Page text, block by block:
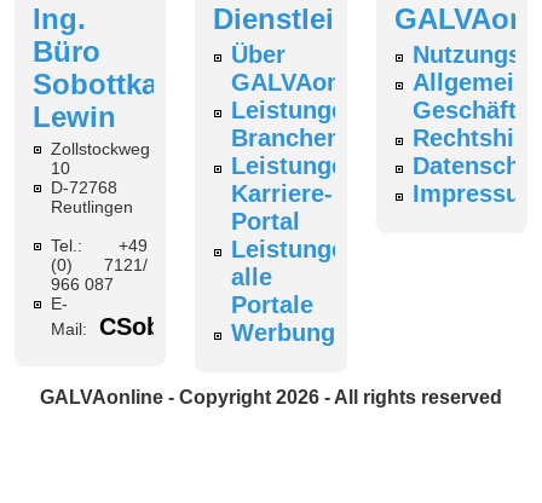
Ing.
Büro
Sobottka-
Lewin
Zollstockweg
10
D-72768
Reutlingen
Tel.: +49
(0) 7121/
966 087
E-
Mail:
CSobottka@galvaonline.de
Dienstleistungen
Über
GALVAonline
Leistungen
Branchenverzeichnis
Leistungen
Karriere-
Portal
Leistungen
alle
Portale
Werbung
Allgemeine
Impressum
GALVAonline - Copyright 2026 - All rights reserved